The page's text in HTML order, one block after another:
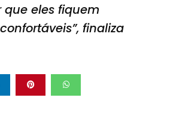
eles fiquem
, finaliza